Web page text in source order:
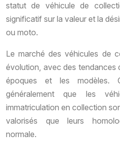
statut de véhicule de
significatif sur la valeur et la
ou moto.
Le marché des véhicules de
évolution, avec des tendances
époques et les modèles.
généralement que les
immatriculation en collection
valorisés que leurs
normale.